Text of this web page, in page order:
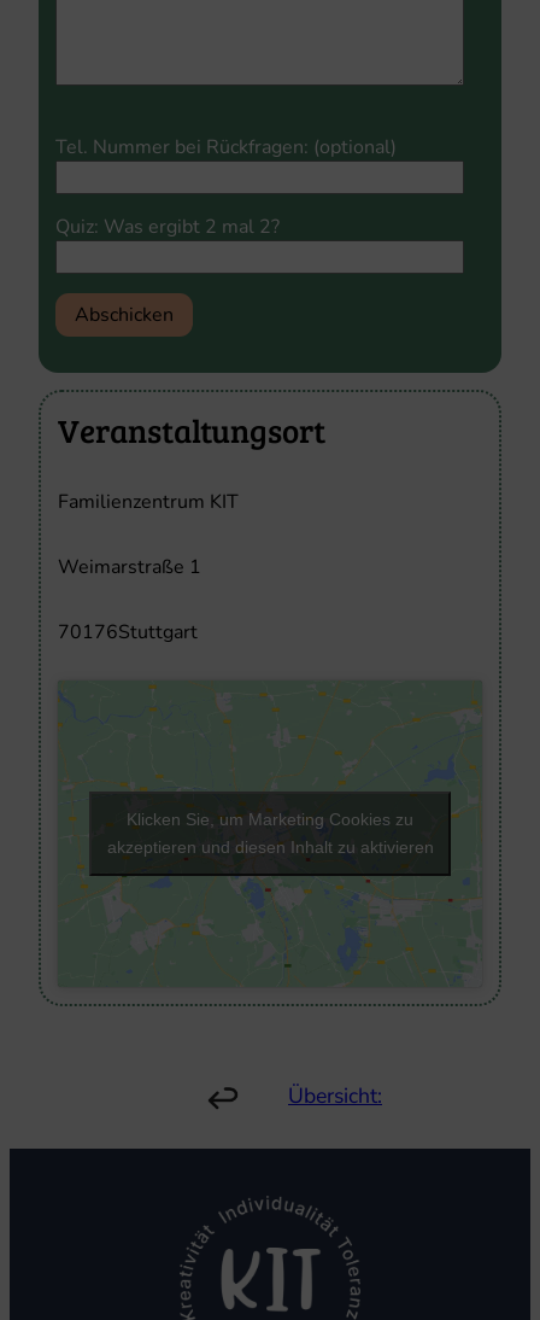
leave
empty.
Tel. Nummer bei Rückfragen: (optional)
Quiz: Was ergibt 2 mal 2?
Veranstaltungsort
Familienzentrum KIT
Weimarstraße 1
70176Stuttgart
Klicken Sie, um Marketing Cookies zu
akzeptieren und diesen Inhalt zu aktivieren
Übersicht: